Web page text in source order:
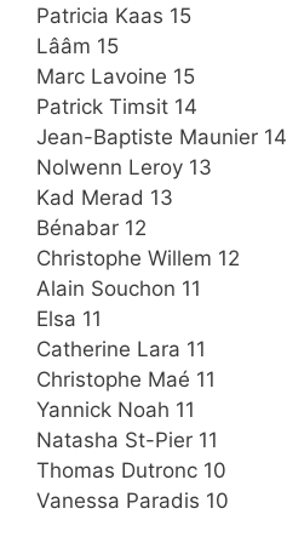
Patricia Kaas 15
Lââm 15
Marc Lavoine 15
Patrick Timsit 14
Jean-Baptiste Maunier 14
Nolwenn Leroy 13
Kad Merad 13
Bénabar 12
Christophe Willem 12
Alain Souchon 11
Elsa 11
Catherine Lara 11
Christophe Maé 11
Yannick Noah 11
Natasha St-Pier 11
Thomas Dutronc 10
Vanessa Paradis 10